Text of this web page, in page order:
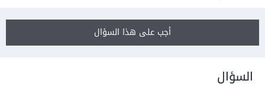
أجب على هذا السؤال
السؤال